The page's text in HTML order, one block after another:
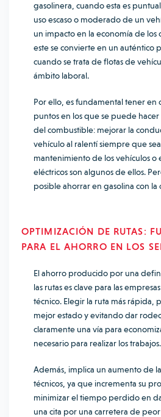
gasolinera, cuando esta es
uso escaso o moderado de un
un impacto en la economía de los
este se convierte en un auténtico
cuando se trata de flotas de
ámbito laboral.
Por ello, es fundamental tener en
puntos en los que se puede hacer
del combustible: mejorar la
vehículo al ralentí siempre que
mantenimiento de los vehículos o
eléctricos son algunos de ellos.
posible ahorrar en gasolina con la
OPTIMIZACIÓN DE RUTAS:
PARA EL AHORRO EN LOS
El ahorro producido por una
las rutas es clave para las
técnico. Elegir la ruta más rápida,
mejor estado y evitando dar
claramente una vía para
necesario para realizar los trabajos.
Además, implica un aumento de
técnicos, ya que incrementa su
minimizar el tiempo perdido en
una cita por una carretera de